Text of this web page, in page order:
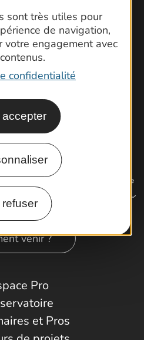
sont très utiles pour
de navigation,
votre engagement avec
confidentialité
accepter
refuser
Brochures
et Topoguides
Gard
venir ?
Pro
et Pros